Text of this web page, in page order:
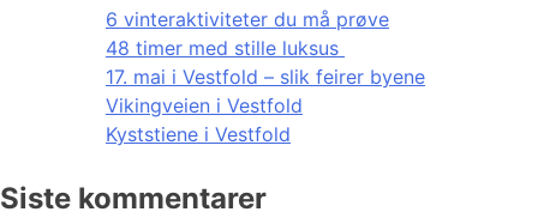
6 vinteraktiviteter du må prøve
48 timer med stille luksus
17. mai i Vestfold – slik feirer byene
Vikingveien i Vestfold
Kyststiene i Vestfold
Siste kommentarer